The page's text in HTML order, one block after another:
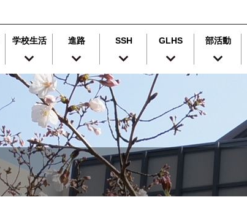
学校生活 進路 SSH GLHS 部活動